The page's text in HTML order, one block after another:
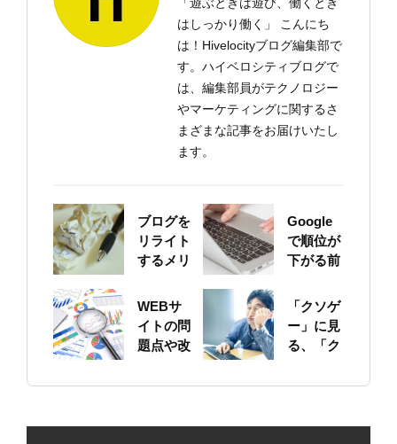
「遊ぶときは遊び、働くとき
はしっかり働く」 こんにち
は！Hivelocityブログ編集部で
す。ハイベロシティブログで
は、編集部員がテクノロジー
やマーケティングに関するさ
まざまな記事をお届けいたし
ます。
ブログを
リライト
するメリ
いて
Google
で順位が
下がる前
のサイト
をちゃん
と確認し
WEBサ
イトの問
題点や改
トの概要
見つける
「クソゲ
ー」に見
る、「ク
ト」の原